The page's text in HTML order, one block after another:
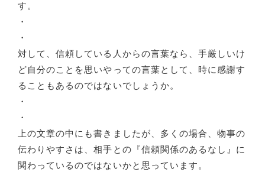
す。
・
・
対して、信頼している人からの言葉なら、手厳しいけ
ど自分のことを思いやっての言葉として、時に感謝す
ることもあるのではないでしょうか。
・
・
上の文章の中にも書きましたが、多くの場合、物事の
伝わりやすさは、相手との『信頼関係のあるなし』に
関わっているのではないかと思っています。